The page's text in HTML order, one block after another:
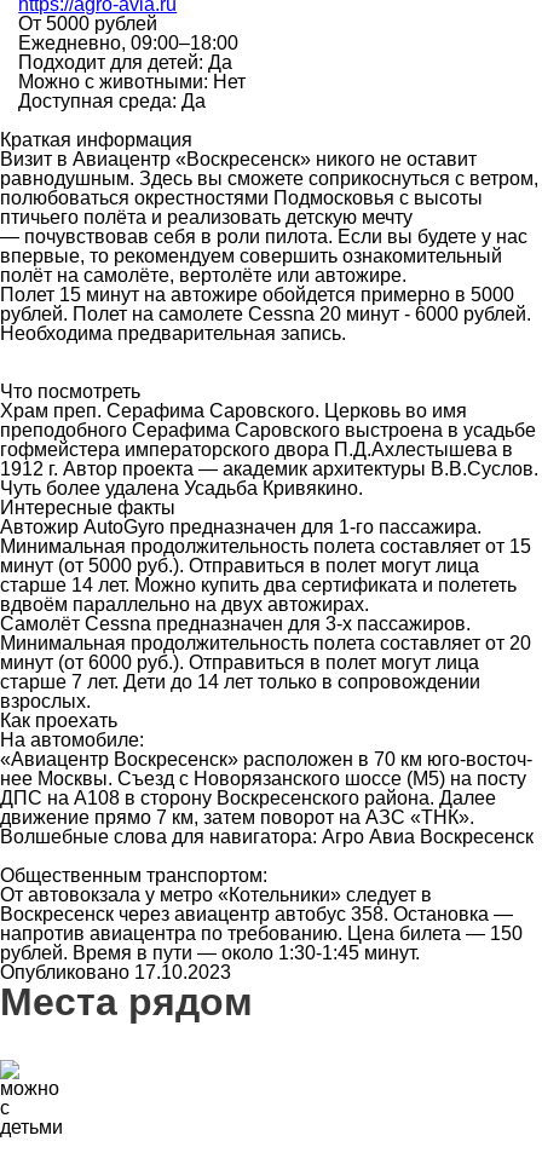
https://agro-avia.ru
От 5000 рублей
Ежедневно, 09:00–18:00
Подходит для детей: Да
Можно с животными: Нет
Доступная среда: Да
Краткая информация
Визит в Авиацентр «Воскресенск» никого не оставит
равнодушным. Здесь вы сможете соприкоснуться с ветром,
полюбоваться окрестностями Подмосковья с высоты
птичьего полёта и реализовать детскую мечту
— почувствовав себя в роли пилота. Если вы будете у нас
впервые, то рекомендуем совершить ознакомительный
полёт на самолёте, вертолёте или автожире.
Полет 15 минут на автожире обойдется примерно в 5000
рублей. Полет на самолете Cessna 20 минут - 6000 рублей.
Необходима предварительная запись.
Что посмотреть
Храм преп. Серафима Саровского. Церковь во имя
преподобного Серафима Саровского выстроена в усадьбе
гофмейстера императорского двора П.Д.Ахлестышева в
1912 г. Автор проекта — академик архитектуры В.В.Суслов.
Чуть более удалена Усадьба Кривякино.
Интересные факты
Автожир AutoGyro предназначен для 1-го пассажира.
Минимальная продолжительность полета составляет от 15
минут (от 5000 руб.). Отправиться в полет могут лица
старше 14 лет. Можно купить два сертификата и полететь
вдвоём параллельно на двух автожирах.
Самолёт Cessna предназначен для 3-х пассажиров.
Минимальная продолжительность полета составляет от 20
минут (от 6000 руб.). Отправиться в полет могут лица
старше 7 лет. Дети до 14 лет только в сопровождении
взрослых.
Как проехать
На автомобиле:
«Авиацентр Воскресенск» расположен в 70 км юго-вос­точ­
нее Моск­вы. Съезд с Ново­ря­занс­ко­го шос­се (М5) на посту
ДПС на А108 в сторону Воскресенского района. Далее
движение прямо 7 км, затем поворот на АЗС «ТНК».
Волшебные слова для навигатора: Агро Авиа Воскресенск
Общественным транспортом:
От автовокзала у метро «Котельники» следует в
Воскресенск через авиацентр автобус 358. Остановка —
напротив авиацентра по требованию. Цена билета — 150
рублей. Время в пути — около 1:30-1:45 минут.
Опубликовано 17.10.2023
Места рядом